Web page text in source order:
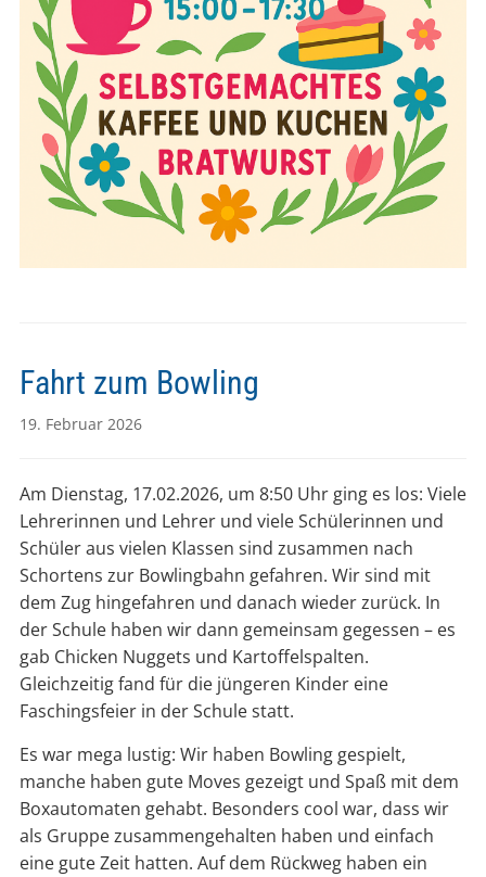
Fahrt zum Bowling
19. Februar 2026
Am Dienstag, 17.02.2026, um 8:50 Uhr ging es los: Viele
Lehrerinnen und Lehrer und viele Schülerinnen und
Schüler aus vielen Klassen sind zusammen nach
Schortens zur Bowlingbahn gefahren. Wir sind mit
dem Zug hingefahren und danach wieder zurück. In
der Schule haben wir dann gemeinsam gegessen – es
gab Chicken Nuggets und Kartoffelspalten.
Gleichzeitig fand für die jüngeren Kinder eine
Faschingsfeier in der Schule statt.
Es war mega lustig: Wir haben Bowling gespielt,
manche haben gute Moves gezeigt und Spaß mit dem
Boxautomaten gehabt. Besonders cool war, dass wir
als Gruppe zusammengehalten haben und einfach
eine gute Zeit hatten. Auf dem Rückweg haben ein